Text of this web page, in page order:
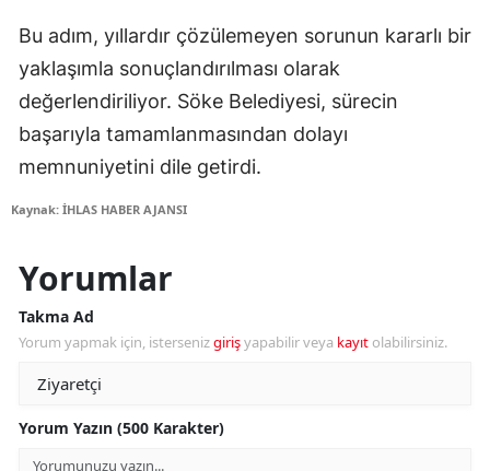
Bu adım, yıllardır çözülemeyen sorunun kararlı bir
yaklaşımla sonuçlandırılması olarak
değerlendiriliyor. Söke Belediyesi, sürecin
başarıyla tamamlanmasından dolayı
memnuniyetini dile getirdi.
Kaynak: İHLAS HABER AJANSI
Yorumlar
Takma Ad
Yorum yapmak için, istersenizgirişyapabilir veya kayıt olabilirsiniz.
Yorum Yazın (500 Karakter)